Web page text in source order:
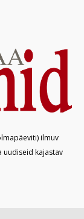
ilmuv
uudiseid kajastav